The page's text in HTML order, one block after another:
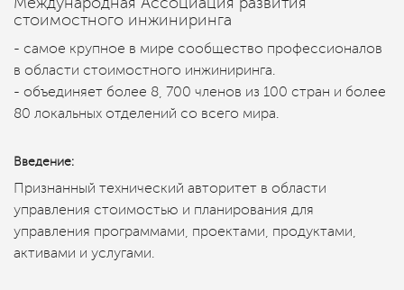
стоимостного инжиниринга
- самое крупное в мире сообщество профессионалов
в области стоимостного инжиниринга.
- объединяет более 8, 700 членов из 100 стран и более
80 локальных отделений со всего мира.
Введение:
Признанный технический авторитет в области
управления стоимостью и планирования для
управления программами, проектами, продуктами,
активами и услугами.